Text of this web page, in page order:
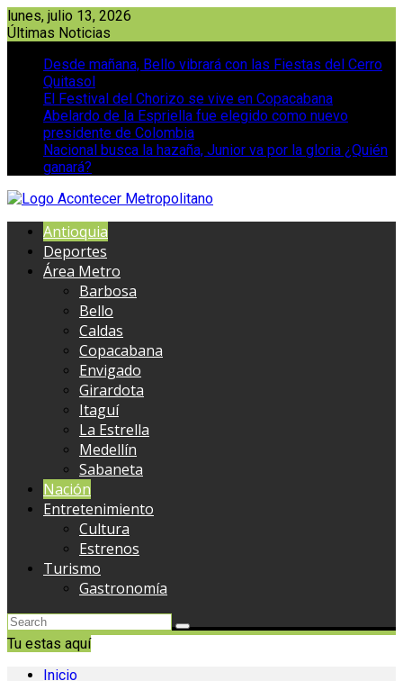
Saltar
al
lunes, julio 13, 2026
Últimas Noticias
Desde mañana, Bello vibrará con las Fiestas del Cerro
Quitasol
El Festival del Chorizo se vive en Copacabana
Abelardo de la Espriella fue elegido como nuevo
presidente de Colombia
Nacional busca la hazaña, Junior va por la gloria ¿Quién
ganará?
Antioquia
Deportes
Área Metro
Barbosa
Bello
Caldas
Copacabana
Envigado
Girardota
Itaguí
La Estrella
Medellín
Sabaneta
Nación
Entretenimiento
Cultura
Estrenos
Turismo
Gastronomía
Tu estas aquí
Inicio